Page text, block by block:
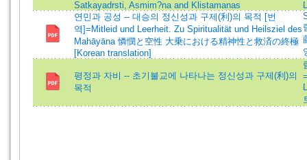
Satkayadrsti, Asmim?na and Klistamanas
연민과 공성 -- 대승의 정신성과 구제(利)의 목적 [번
역]=Mitleid und Leerheit. Zu Spiritualität und Heilsziel des
Mahāyāna 憐憫と空性 大乗における精神性と救済の終極
[Korean translation]
평정과 자비 -- 초기불교에 나타나는 정신성과 구제(利)의
목적